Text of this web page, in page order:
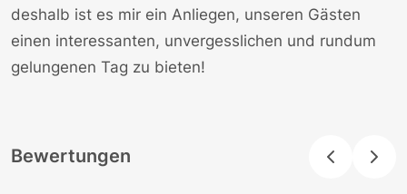
deshalb ist es mir ein Anliegen, unseren Gästen
einen interessanten, unvergesslichen und rundum
gelungenen Tag zu bieten!
Bewertungen